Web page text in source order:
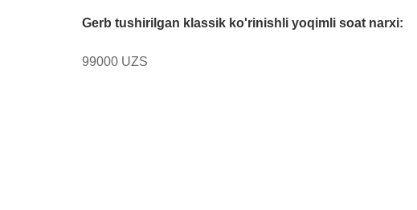
Gerb tushirilgan klassik ko'rinishli yoqimli soat narxi:
99000 UZS